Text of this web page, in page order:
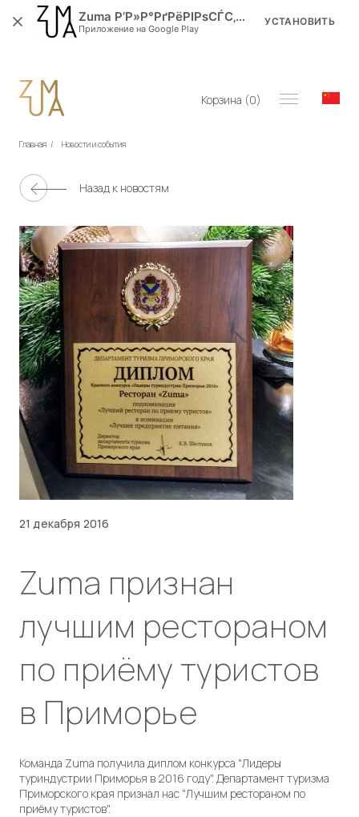
Корзина (0)
Главная / Новости и события
Назад к новостям
21 декабря 2016
Zuma признан
лучшим рестораном
по приёму туристов
в Приморье
Команда Zuma получила диплом конкурса "Лидеры
туриндустрии Приморья в 2016 году". Департамент туризма
Приморского края признал нас "Лучшим рестораном по
приёму туристов".
Zuma Р’Р»Р°РґРёРІРѕСЃС‚РѕРє
Приложение на Google Play
УСТАНОВИТЬ